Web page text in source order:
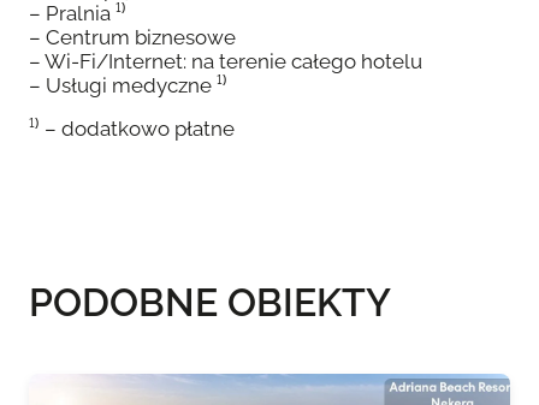
– Pralnia ¹⁾
– Centrum biznesowe
– Wi-Fi/Internet: na terenie całego hotelu
– Usługi medyczne ¹⁾
¹⁾ – dodatkowo płatne
PODOBNE OBIEKTY